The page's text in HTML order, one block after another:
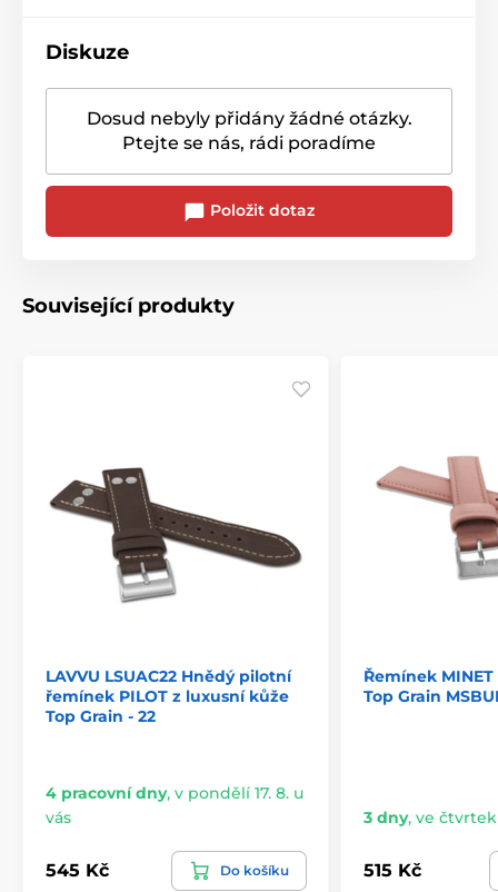
Diskuze
Dosud nebyly přidány žádné otázky.
Ptejte se nás, rádi poradíme
Položit dotaz
Související produkty
LAVVU LSUAC22 Hnědý pilotní
řemínek PILOT z luxusní kůže
Top Grain - 22
4 pracovní dny, v pondělí 17. 8. u
vás
545 Kč Do košíku
Řemínek
Top Grain
3 dny, ve čtvrtek
515 Kč